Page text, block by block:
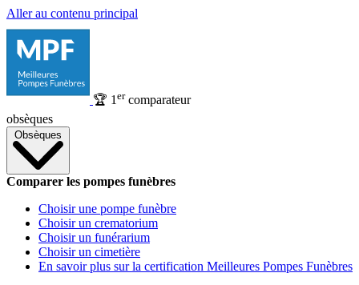
Aller au contenu principal
🏆 1 ercomparateur
obsèques
Obsèques
Comparer les pompes funèbres
Choisir une pompe funèbre
Choisir un crematorium
Choisir un funérarium
Choisir un cimetière
En savoir plus sur la certification Meilleures Pompes Funèbres